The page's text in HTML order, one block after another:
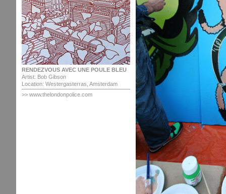
RENDEZVOUS AVEC UNE POULE BLEU
Artist: Bob Gibson
Location: Westergasterras, Amsterdam
>> www.thelondonpolice.com